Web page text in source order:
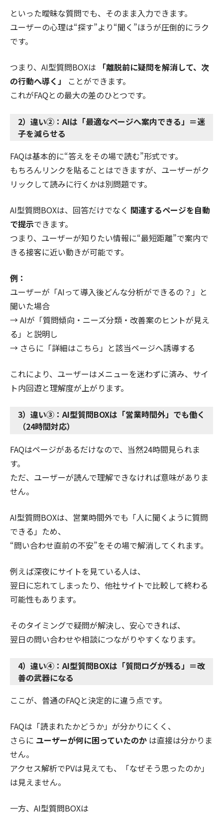
といった曖昧な質問でも、そのまま入力できます。
ユーザーの心理は“探す”より“聞く”ほうが圧倒的にラク
です。
つまり、AI型質問BOXは
「離脱前に疑問を解消して、次
の行動へ導く」
ことができます。
これがFAQとの最大の差のひとつです。
2）違い②：AIは「最適なページへ案内できる」＝迷
子を減らせる
FAQは基本的に“答えをその場で読む”形式です。
もちろんリンクを貼ることはできますが、ユーザーがク
リックして読みに行くかは別問題です。
AI型質問BOXは、回答だけでなく 関連するページを自動
で提示できます。
つまり、ユーザーが知りたい情報に“最短距離”で案内で
きる接客に近い動きが可能です。
例：
ユーザーが「AIって導入後どんな分析ができるの？」と
聞いた場合
→ AIが「質問傾向・ニーズ分類・改善案のヒントが見え
る」と説明し
→ さらに「詳細はこちら」と該当ページへ誘導する
これにより、ユーザーはメニューを迷わずに済み、サイ
ト内回遊と理解度が上がります。
3）違い③：AI型質問BOXは「営業時間外」でも働く
（24時間対応）
FAQはページがあるだけなので、当然24時間見られま
す。
ただ、ユーザーが読んで理解できなければ意味がありま
せん。
AI型質問BOXは、営業時間外でも「人に聞くように質問
できる」ため、
“問い合わせ直前の不安”をその場で解消してくれます。
例えば深夜にサイトを見ている人は、
翌日に忘れてしまったり、他社サイトで比較して終わる
可能性もあります。
そのタイミングで疑問が解決し、安心できれば、
翌日の問い合わせや相談につながりやすくなります。
4）違い④：AI型質問BOXは「質問ログが残る」＝改
善の武器になる
ここが、普通のFAQと決定的に違う点です。
FAQは「読まれたかどうか」が分かりにくく、
さらに ユーザーが何に困っていたのか は直接は分かりま
せん。
アクセス解析でPVは見えても、「なぜそう思ったのか」
は見えません。
一方、AI型質問BOXは